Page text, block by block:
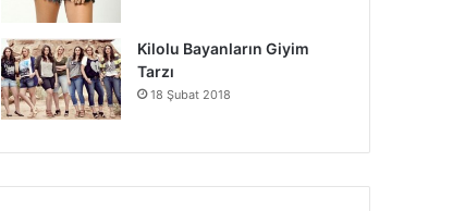
Kilolu Bayanların Giyim
Tarzı
18 Şubat 2018